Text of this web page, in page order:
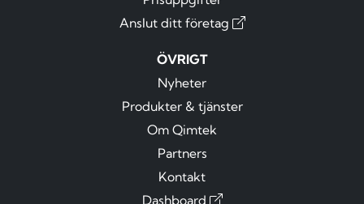
Anslut ditt företag
ÖVRIGT
Nyheter
Produkter & tjänster
Om Qimtek
Partners
Kontakt
Dashboard